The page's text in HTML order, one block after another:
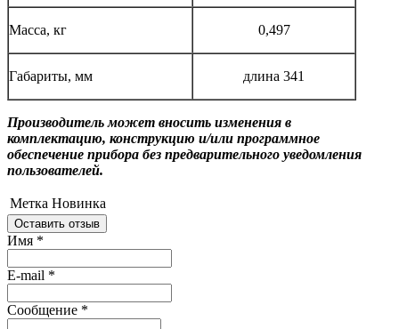
Масса, кг 0,497
Габариты, мм длина 341
Производитель может вносить изменения в
комплектацию, конструкцию и/или программное
обеспечение прибора без предварительного уведомления
пользователей.
Метка Новинка
Оставить отзыв
Имя *
E-mail *
Сообщение *